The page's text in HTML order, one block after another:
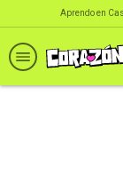
Aprendo en